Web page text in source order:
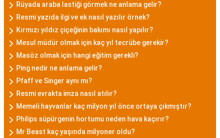
Rüyada araba lastiği görmek ne anlama gelir?
Resmi yazıda ilgi ve ek nasıl yazılır örnek?
Kırmızı yıldız çiçeğinin bakımı nasıl yapılır?
Mesul müdür olmak için kaç yıl tecrübe gerekir?
Masöz olmak için hangi eğitim gerekli?
Ping nedir ne anlama gelir?
Pfaff ve Singer aynı mı?
Resmi evrakta imza nasıl atılır?
Memeli hayvanlar kaç milyon yıl önce ortaya çıkmıştır?
Philips süpürgenin hortumu neden hava kaçırır?
Mr Beast kaç yaşında milyoner oldu?